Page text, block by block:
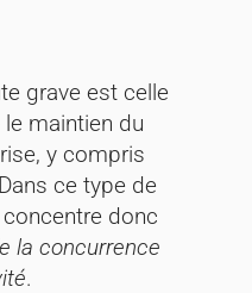
grave est celle
maintien du
y compris
ce type de
donc
la concurrence
.